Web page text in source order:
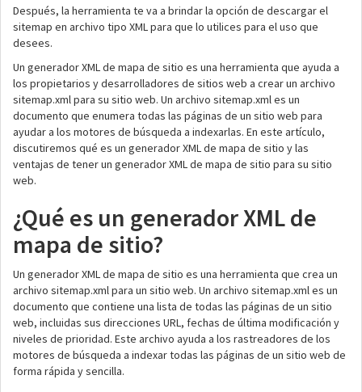
Después, la herramienta te va a brindar la opción de descargar el
sitemap en archivo tipo XML para que lo utilices para el uso que
desees.
Un generador XML de mapa de sitio es una herramienta que ayuda a
los propietarios y desarrolladores de sitios web a crear un archivo
sitemap.xml para su sitio web. Un archivo sitemap.xml es un
documento que enumera todas las páginas de un sitio web para
ayudar a los motores de búsqueda a indexarlas. En este artículo,
discutiremos qué es un generador XML de mapa de sitio y las
ventajas de tener un generador XML de mapa de sitio para su sitio
web.
¿Qué es un generador XML de
mapa de sitio?
Un generador XML de mapa de sitio es una herramienta que crea un
archivo sitemap.xml para un sitio web. Un archivo sitemap.xml es un
documento que contiene una lista de todas las páginas de un sitio
web, incluidas sus direcciones URL, fechas de última modificación y
niveles de prioridad. Este archivo ayuda a los rastreadores de los
motores de búsqueda a indexar todas las páginas de un sitio web de
forma rápida y sencilla.